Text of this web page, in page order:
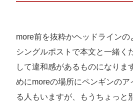
more前を抜粋かヘッドラインの
シングルポストで本文と一緒く
して違和感があるものになりま
めにmoreの場所にペンギンのア
る人もいますが、もうちょっと